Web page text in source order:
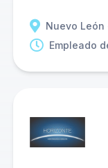
Nuevo León
Empleado